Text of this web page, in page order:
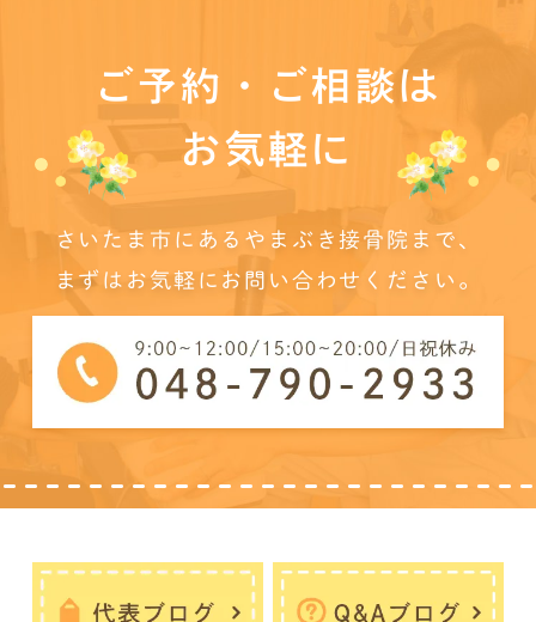
ご予約・ご相談は
お気軽に
さいたま市にあるやまぶき接骨院まで、
まずはお気軽にお問い合わせください。